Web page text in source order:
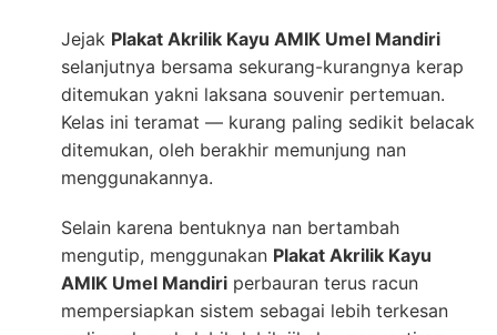
Jejak Plakat Akrilik Kayu AMIK Umel Mandiri
selanjutnya bersama sekurang-kurangnya kerap
ditemukan yakni laksana souvenir pertemuan.
Kelas ini teramat — kurang paling sedikit belacak
ditemukan, oleh berakhir memunjung nan
menggunakannya.
Selain karena bentuknya nan bertambah
mengutip, menggunakan Plakat Akrilik Kayu
AMIK Umel Mandiri perbauran terus racun
mempersiapkan sistem sebagai lebih terkesan